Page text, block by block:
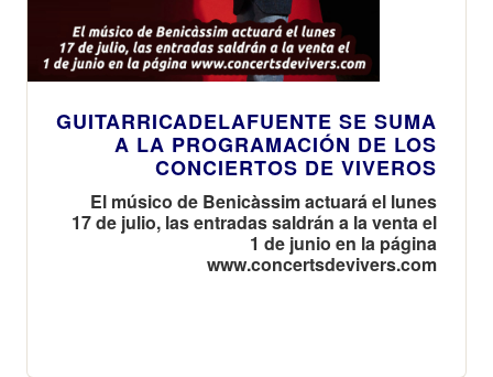
GUITARRICADELAFUENTE SE SUMA
A LA PROGRAMACIÓN DE LOS
CONCIERTOS DE VIVEROS
El músico de Benicàssim actuará el lunes
17 de julio, las entradas saldrán a la venta el
1 de junio en la página
www.concertsdevivers.com